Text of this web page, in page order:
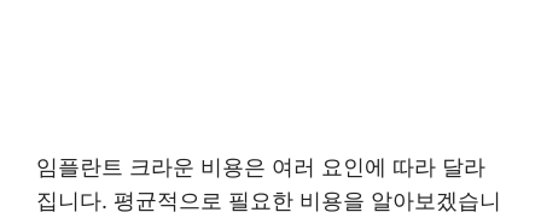
임플란트 크라운 비용은 여러 요인에 따라 달라
집니다. 평균적으로 필요한 비용을 알아보겠습니